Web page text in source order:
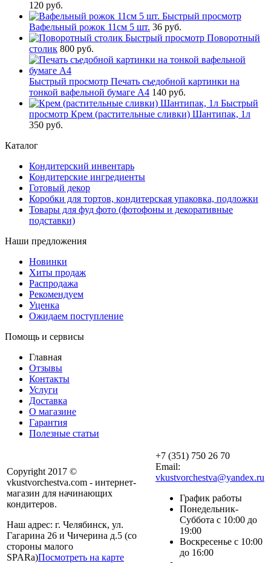
120 руб.
Быстрый просмотр
Вафельный рожок 11см 5 шт. 36 руб.
Быстрый просмотр Поворотный
столик 800 руб.
Быстрый просмотр Печать съедобной картинки на
тонкой вафельной бумаге А4 140 руб.
Быстрый
просмотр Крем (растительные сливки) Шантипак, 1л
350 руб.
Каталог
Кондитерский инвентарь
Кондитерские ингредиенты
Готовый декор
Коробки для тортов, кондитерская упаковка, подложки
Товары для фуд фото (фотофоны и декоративные
подставки)
Наши предложения
Новинки
Хиты продаж
Распродажа
Рекомендуем
Уценка
Ожидаем поступление
Помощь и сервисы
Главная
Отзывы
Контакты
Услуги
Доставка
О магазине
Гарантия
Полезные статьи
Copyright 2017 ©
vkustvorchestva.com - интернет-
магазин для начинающих
кондитеров.
Наш адрес: г. Челябинск, ул.
Гагарина 26 и Чичерина д.5 (со
стороны малого
SPARa)Посмотреть на карте
+7 (351) 750 26 70
Email:
vkustvorchestva@yandex.ru
График работы
Понедельник-
Суббота с 10:00 до
19:00
Воскресенье с 10:00
до 16:00